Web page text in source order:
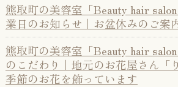
熊取町の美容室「Beauty hair
業日のお知らせ｜お盆休みのご案
熊取町の美容室「Beauty hair
のこだわり｜地元のお花屋さん「
季節のお花を飾っています